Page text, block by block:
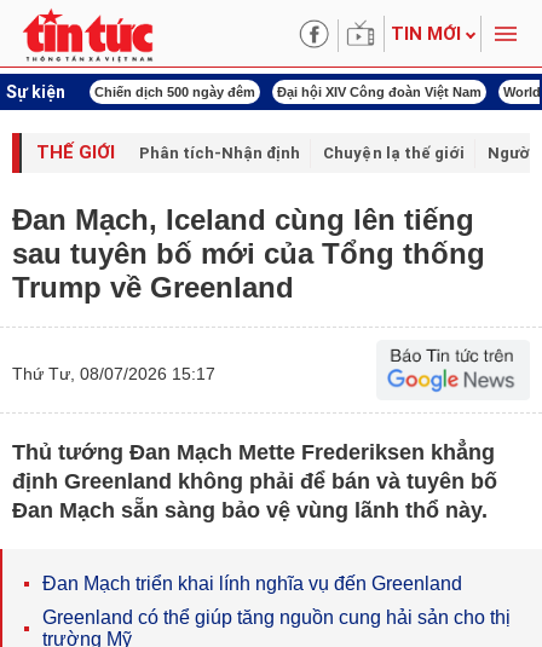
TIN MỚI
Sự kiện
mạng Chiến dịch 500 ngày đêm Đại hội XIV Công đoàn Việt Nam
THẾ GIỚI Phân tích-Nhận định Chuyện lạ thế giới Người
Đan Mạch, Iceland cùng lên tiếng
sau tuyên bố mới của Tổng thống
Trump về Greenland
Thứ Tư, 08/07/2026 15:17
Thủ tướng Đan Mạch Mette Frederiksen khẳng
định Greenland không phải để bán và tuyên bố
Đan Mạch sẵn sàng bảo vệ vùng lãnh thổ này.
Đan Mạch triển khai lính nghĩa vụ đến Greenland
Greenland có thể giúp tăng nguồn cung hải sản cho thị
trường Mỹ